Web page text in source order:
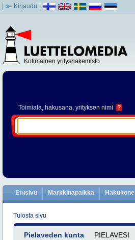
Kirjaudu
Kotimainen yrityshakemisto
Toimiala, hakusana, yrityksen nimi ?
Etusivu Markkinapaikka Hakukone
Tulosta sivu
Pielaveden kunta PIELAVESI